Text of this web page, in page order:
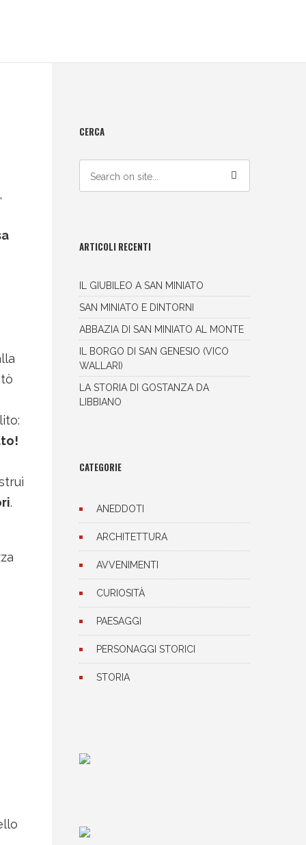
.
CERCA
ARTICOLI RECENTI
IL GIUBILEO A SAN MINIATO
SAN MINIATO E DINTORNI
ABBAZIA DI SAN MINIATO AL MONTE
IL BORGO DI SAN GENESIO (VICO
WALLARI)
LA STORIA DI GOSTANZA DA
LIBBIANO
CATEGORIE
ANEDDOTI
ARCHITETTURA
AVVENIMENTI
CURIOSITÀ
PAESAGGI
PERSONAGGI STORICI
STORIA